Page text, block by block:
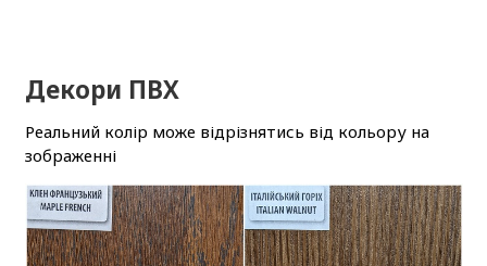
Декори ПВХ
Реальний колір може відрізнятись від кольору на
зображенні